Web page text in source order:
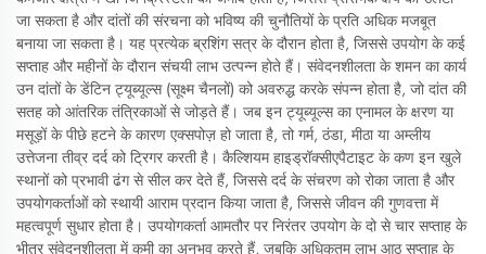
जा सकता है और दांतों की संरचना को भविष्य की चुनौतियों के प्रति अधिक मजबूत
बनाया जा सकता है। यह प्रत्येक ब्रशिंग सत्र के दौरान होता है, जिससे उपयोग के कई
सप्ताह और महीनों के दौरान संचयी लाभ उत्पन्न होते हैं। संवेदनशीलता के शमन का कार्य
उन दांतों के डेंटिन ट्यूब्यूल्स (सूक्ष्म चैनलों) को अवरुद्ध करके संपन्न होता है, जो दांत की
सतह को आंतरिक तंत्रिकाओं से जोड़ते हैं। जब इन ट्यूब्यूल्स का एनामल के क्षरण या
मसूड़ों के पीछे हटने के कारण एक्सपोज़ हो जाता है, तो गर्म, ठंडा, मीठा या अम्लीय
उत्तेजना तीव्र दर्द को ट्रिगर करती है। कैल्शियम हाइड्रॉक्सीएपैटाइट के कण इन खुले
स्थानों को प्रभावी ढंग से सील कर देते हैं, जिससे दर्द के संचरण को रोका जाता है और
उपयोगकर्ताओं को स्थायी आराम प्रदान किया जाता है, जिससे जीवन की गुणवत्ता में
महत्वपूर्ण सुधार होता है। उपयोगकर्ता आमतौर पर निरंतर उपयोग के दो से चार सप्ताह के
भीतर संवेदनशीलता में कमी का अनुभव करते हैं, जबकि अधिकतम लाभ आठ सप्ताह के